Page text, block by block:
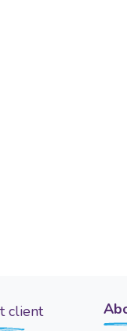
client